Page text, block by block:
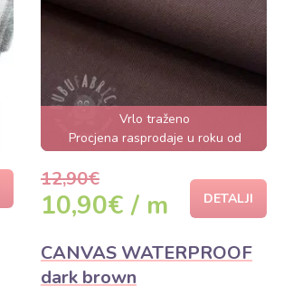
Vrlo traženo
Procjena rasprodaje u roku od
nekoliko sati
12,90€
10,90€ / m DETALJI
CANVAS WATERPROOF
dark brown